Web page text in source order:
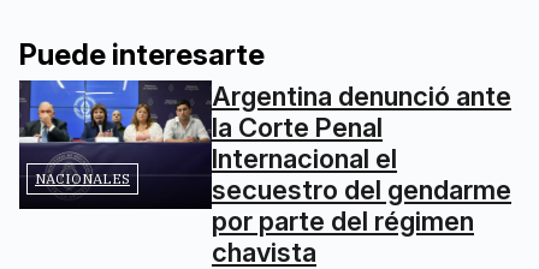
Puede interesarte
NACIONALES
Argentina denunció ante
la Corte Penal
Internacional el
secuestro del gendarme
por parte del régimen
chavista